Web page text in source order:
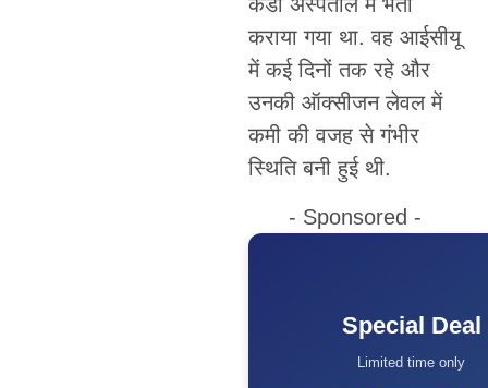
कराया गया था. वह आईसीयू
में कई दिनों तक रहे और
उनकी ऑक्सीजन लेवल में
कमी की वजह से गंभीर
स्थिति बनी हुई थी.
- Sponsored -
Special Deal
Limited time only